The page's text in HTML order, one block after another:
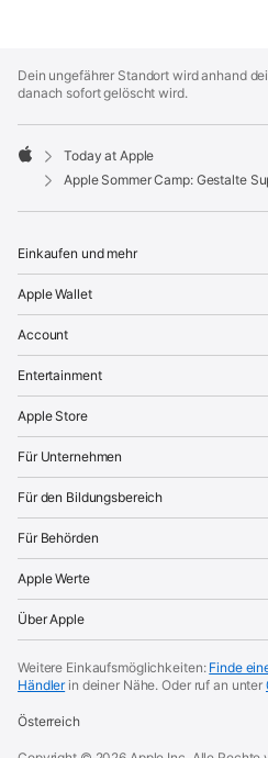
Footer
Dein ungefährer Standort wird anhand
danach sofort gelöscht wird.
Apple
Today at Apple
Apple Sommer Camp: Gestalte
Einkaufen und mehr
Apple Wallet
Account
Entertainment
Apple Store
Für Unternehmen
Für den Bildungsbereich
Für Behörden
Apple Werte
Über Apple
Weitere Einkaufsmöglichkeiten: Finde
Händlerin deiner Nähe.Oder ruf an unter
Österreich